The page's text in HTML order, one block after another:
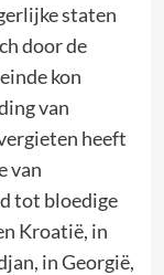
staten
door de
kon
van
heeft
van
tot bloedige
Kroatië, in
in Georgië,